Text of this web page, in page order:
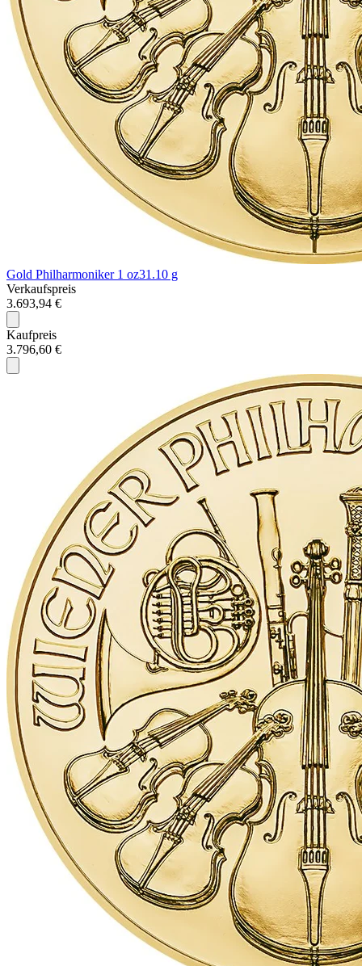
Gold Philharmoniker 1 oz31.10 g
Verkaufspreis
3.693,94 €
Kaufpreis
3.796,60 €